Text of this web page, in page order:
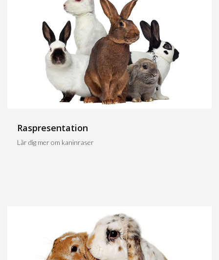
Raspresentation
Lär dig mer om kaninraser